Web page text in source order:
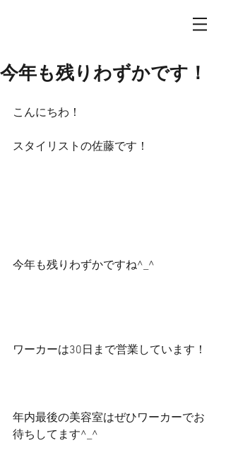
今年も残りわずかです！
こんにちわ！
スタイリストの佐藤です！
今年も残りわずかですね^_^
ワーカーは30日まで営業しています！
年内最後の美容室はぜひワーカーでお
待ちしてます^_^